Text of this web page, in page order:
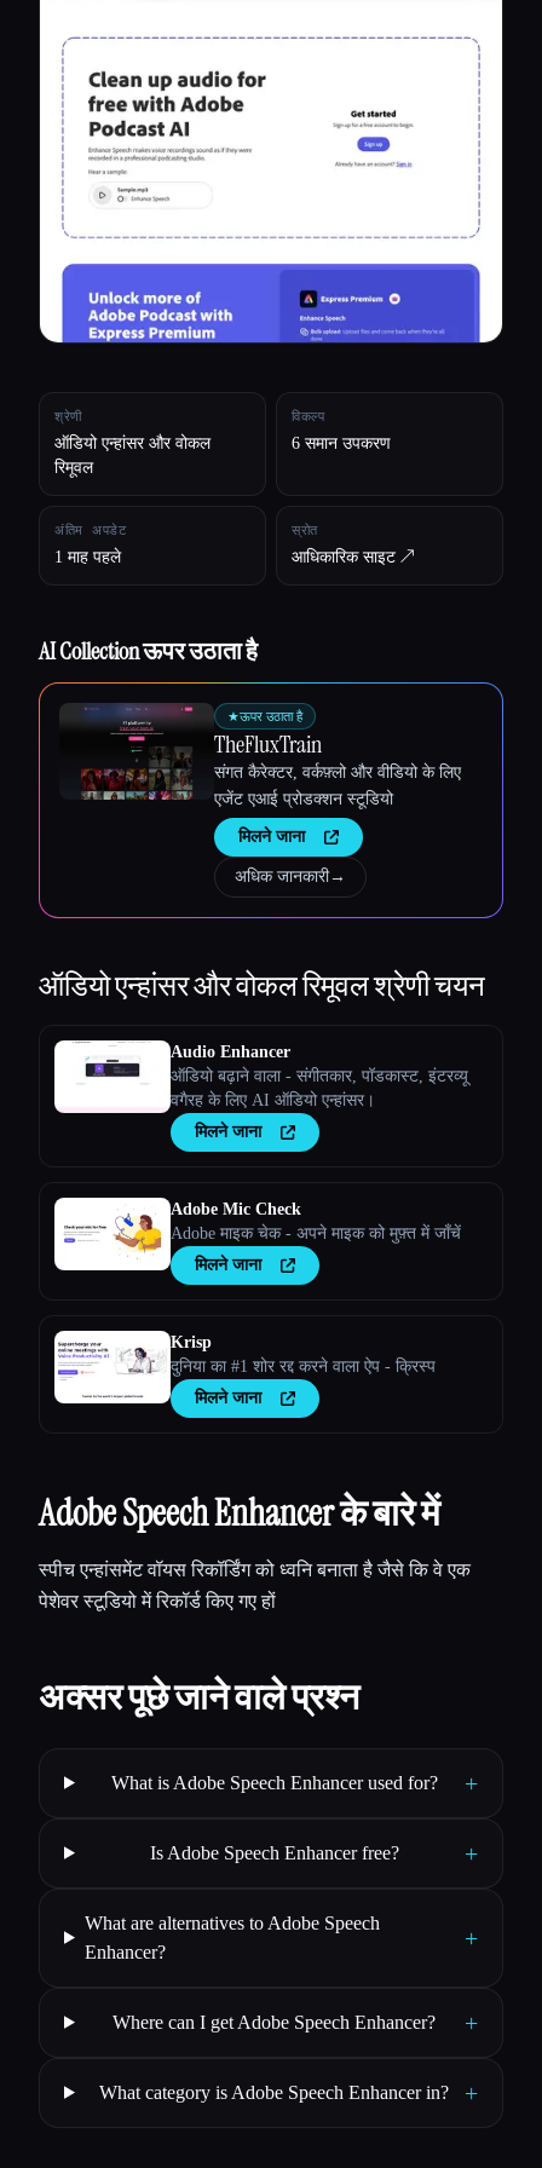
सभी श्रेणियाँ
हमारे बारे में
श्रेणी
ऑडियो एन्हांसर और वोकल
रिमूवल
विकल्प
6 समान उपकरण
अंतिम अपडेट
1 माह पहले
स्रोत
आधिकारिक साइट ↗︎
AI Collection ऊपर उठाता है
★ऊपर उठाता है
TheFluxTrain
संगत कैरेक्टर, वर्कफ़्लो और वीडियो के लिए
एजेंट एआई प्रोडक्शन स्टूडियो
मिलने जाना
अधिक जानकारी→
ऑडियो एन्हांसर और वोकल रिमूवलश्रेणी चयन
Audio Enhancer
ऑडियो बढ़ाने वाला - संगीतकार, पॉडकास्ट, इंटरव्यू
वगैरह के लिए AI ऑडियो एन्हांसर।
मिलने जाना
Adobe Mic Check
Adobe माइक चेक - अपने माइक को मुफ़्त में जाँचें
मिलने जाना
Krisp
दुनिया का #1 शोर रद्द करने वाला ऐप - क्रिस्प
मिलने जाना
Adobe Speech Enhancer के बारे में
स्पीच एन्हांसमेंट वॉयस रिकॉर्डिंग को ध्वनि बनाता है जैसे कि वे एक
पेशेवर स्टूडियो में रिकॉर्ड किए गए हों
अक्सर पूछे जाने वाले प्रश्न
What is Adobe Speech Enhancer used for? +
Is Adobe Speech Enhancer free? +
What are alternatives to Adobe Speech
Enhancer?
+
Where can I get Adobe Speech Enhancer? +
What category is Adobe Speech Enhancer in? +